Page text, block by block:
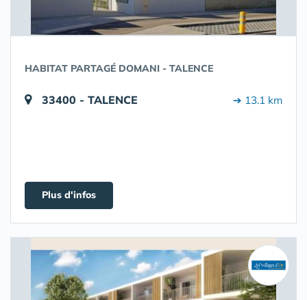
HABITAT PARTAGÉ DOMANI - TALENCE
33400 - TALENCE ➔ 13.1 km
Plus d'infos